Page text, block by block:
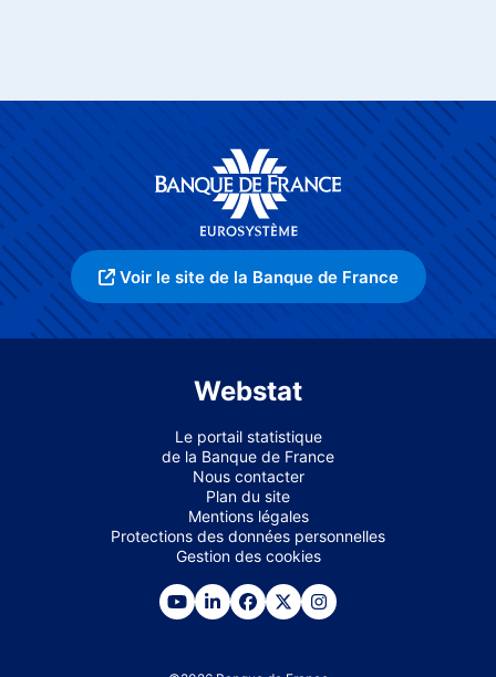
Voir le site de la Banque de France
Webstat
Le portail statistique
de la Banque de France
Nous contacter
Plan du site
Mentions légales
Protections des données personnelles
Gestion des cookies